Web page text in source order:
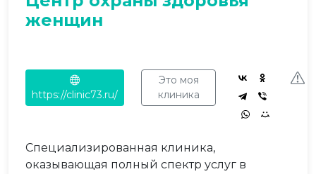
женщин
https://clinic73.ru/
Это моя
клиника
Специализированная клиника,
оказывающая полный спектр услуг в